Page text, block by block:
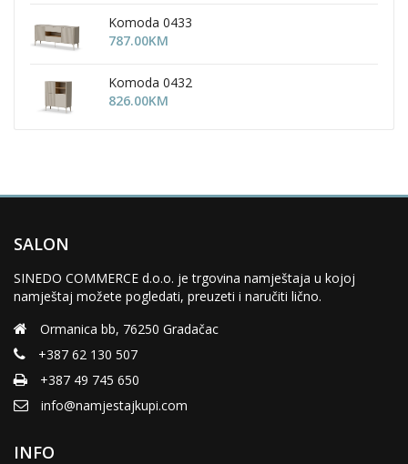
Komoda 0433
787.00KM
Komoda 0432
826.00KM
SALON
SINEDO COMMERCE d.o.o. je trgovina namještaja u kojoj
namještaj možete pogledati, preuzeti i naručiti lično.
Ormanica bb, 76250 Gradačac
+387 62 130 507
+387 49 745 650
info@namjestajkupi.com
INFO